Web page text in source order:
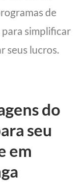
de
simplificar
seus lucros.
do
seu
em